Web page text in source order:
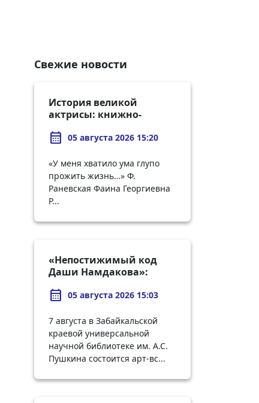
Свежие новости
История великой
актрисы: книжно-
выставка к 130-летию со
Раневской
calendar_month 05 августа 2026 15:20
«У меня хватило ума глупо
прожить жизнь…» Ф.
Раневская Фаина Георгиевна
Р...
«Непостижимый код
Даши Намдакова»:
на арт-встречу
calendar_month 05 августа 2026 15:03
7 августа в Забайкальской
краевой универсальной
научной библиотеке им. А.С.
Пушкина состоится арт-вс...